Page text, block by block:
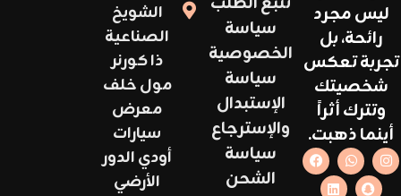
ليس مجرد
رائحة، بل
تجربة تعكس
شخصيتك
وتترك أثراً
أينما ذهبت.
سياسة
الخصوصية
سياسة
الإستبدال
والإسترجاع
سياسة
الشحن
الشويخ
الصناعية
ذا كورنر
مول خلف
معرض
سيارات
أودي الدور
الأرضي